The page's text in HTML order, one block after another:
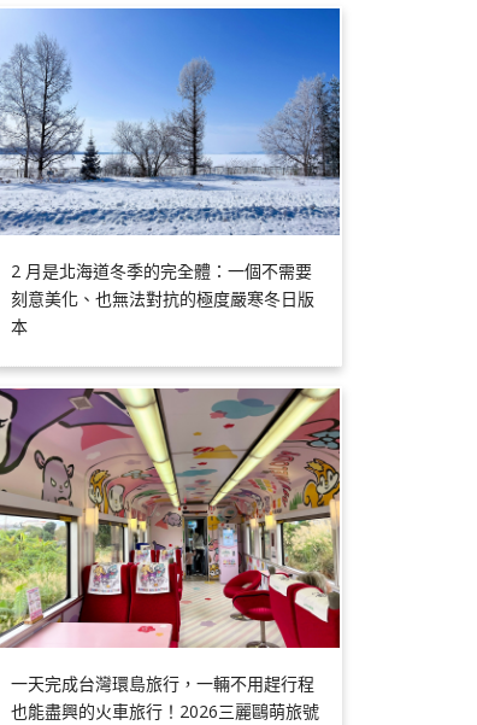
2 月是北海道冬季的完全體：一個不需要
刻意美化、也無法對抗的極度嚴寒冬日版
本
一天完成台灣環島旅行，一輛不用趕行程
也能盡興的火車旅行！2026三麗鷗萌旅號